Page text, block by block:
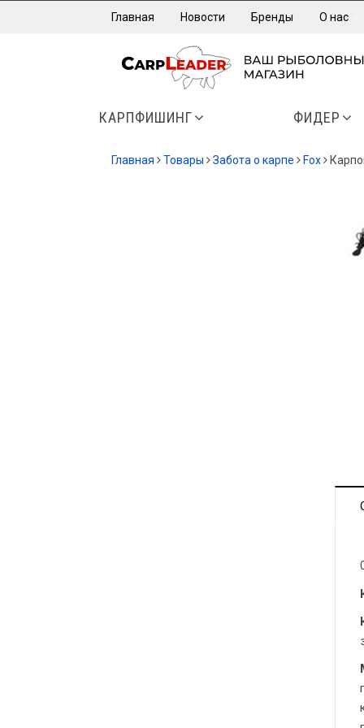
Главная Новости Бренды О нас
КАРПФИШИНГ ФИДЕР
Главная Товары Забота о карпе Fox